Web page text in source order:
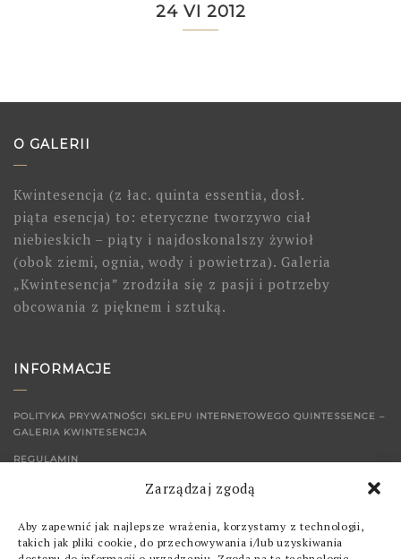
Zarządzaj zgodą
Aby zapewnić jak najlepsze wrażenia, korzystamy z technologii,
takich jak pliki cookie, do przechowywania i/lub uzyskiwania
24 VI 2012
O GALERII
Kwintesencja (z łac. quinta essentia, dosł.
piąta esencja) to: eteryczne tworzywo ciał
niebieskich – piąty i najdoskonalszy żywioł
(obok ziemi, ognia, wody i powietrza). Galeria
„Kwintesencja” zrodziła się z pasji i potrzeby
obcowania z pięknem i sztuką.
INFORMACJE
POLITYKA PRYWATNOŚCI SKLEPU INTERNETOWEGO QUINTESSENCE –
GALERIA KWINTESENCJA
REGULAMIN
SKLEP